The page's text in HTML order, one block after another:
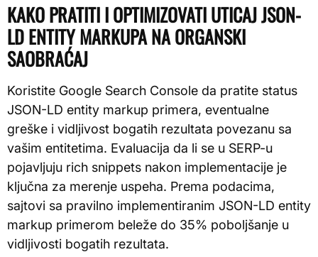
KAKO PRATITI I OPTIMIZOVATI UTICAJ JSON-
LD ENTITY MARKUPA NA ORGANSKI
SAOBRAĆAJ
Koristite Google Search Console da pratite status
JSON-LD entity markup primera, eventualne
greške i vidljivost bogatih rezultata povezanu sa
vašim entitetima. Evaluacija da li se u SERP-u
pojavljuju rich snippets nakon implementacije je
ključna za merenje uspeha. Prema podacima,
sajtovi sa pravilno implementiranim JSON-LD entity
markup primerom beleže do 35% poboljšanje u
vidljivosti bogatih rezultata.